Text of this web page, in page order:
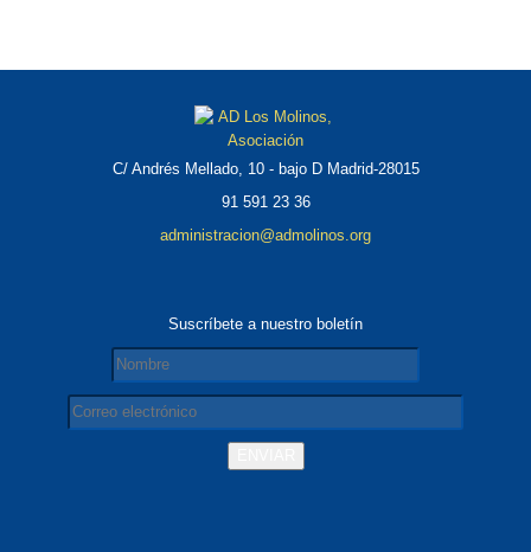
C/ Andrés Mellado, 10 - bajo D Madrid-28015
91 591 23 36
administracion@admolinos.org
Suscríbete a nuestro boletín